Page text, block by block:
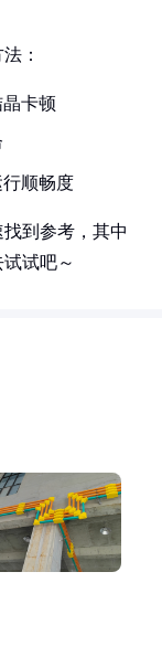
：
卡顿
顺畅度
到参考，其中
试吧～